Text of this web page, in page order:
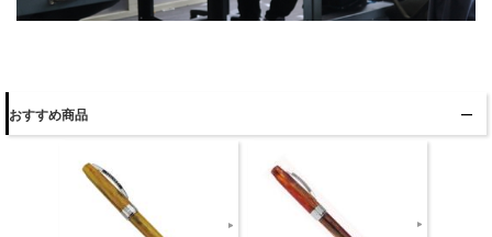
おすすめ商品